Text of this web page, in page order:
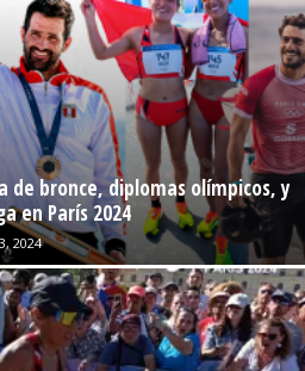
de bronce, diplomas olímpicos, y
en París 2024
2024